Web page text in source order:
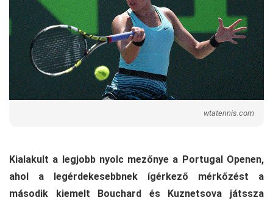
wtatennis.com
Kialakult a legjobb nyolc mezőnye a Portugal Openen,
ahol a legérdekesebbnek ígérkező mérkőzést a
második kiemelt Bouchard és Kuznetsova játssza